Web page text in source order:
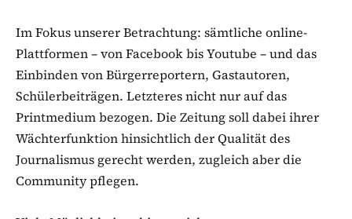
Im Fokus unserer Betrachtung: sämtliche online-
Plattformen – von Facebook bis Youtube – und das
Einbinden von Bürgerreportern, Gastautoren,
Schülerbeiträgen. Letzteres nicht nur auf das
Printmedium bezogen. Die Zeitung soll dabei ihrer
Wächterfunktion hinsichtlich der Qualität des
Journalismus gerecht werden, zugleich aber die
Community pflegen.